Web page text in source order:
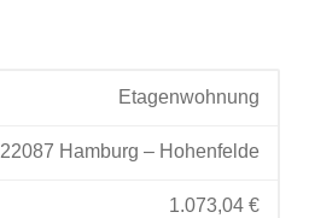
Etagenwohnung
22087 Hamburg – Hohenfelde
1.073,04 €